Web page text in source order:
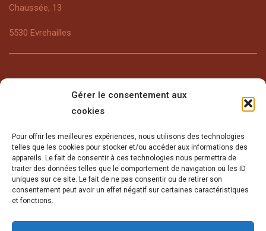
Gérer le consentement aux
cookies
Pour offrir les meilleures expériences, nous utilisons des technologies
telles que les cookies pour stocker et/ou accéder aux informations des
appareils. Le fait de consentir à ces technologies nous permettra de
traiter des données telles que le comportement de navigation ou les ID
uniques sur ce site. Le fait de ne pas consentir ou de retirer son
consentement peut avoir un effet négatif sur certaines caractéristiques
et fonctions.
Chaussée, 13
5530 Evrehailles
Encore plus de Croquette
Plus de photos sur Facebook et Instagram. Découvrez aussi
notre vidéo de présentation sur Youtube.